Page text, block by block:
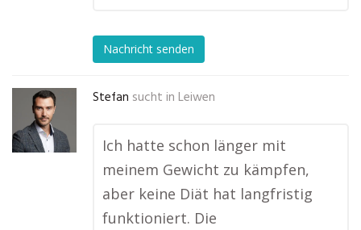
Nachricht senden
Stefan sucht in Leiwen
Ich hatte schon länger mit
meinem Gewicht zu kämpfen,
aber keine Diät hat langfristig
funktioniert. Die